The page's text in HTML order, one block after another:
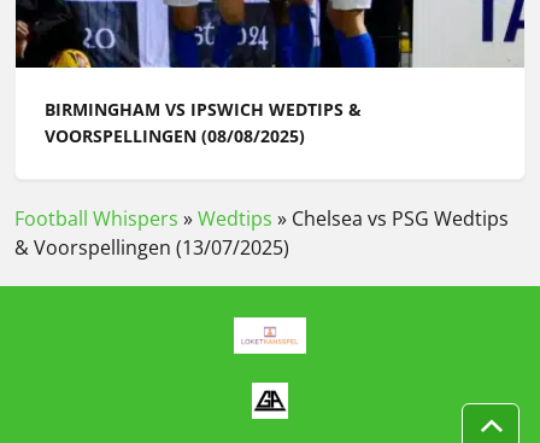
BIRMINGHAM VS IPSWICH WEDTIPS &
VOORSPELLINGEN (08/08/2025)
Football Whispers »Wedtips » Chelsea vs PSG Wedtips
& Voorspellingen (13/07/2025)